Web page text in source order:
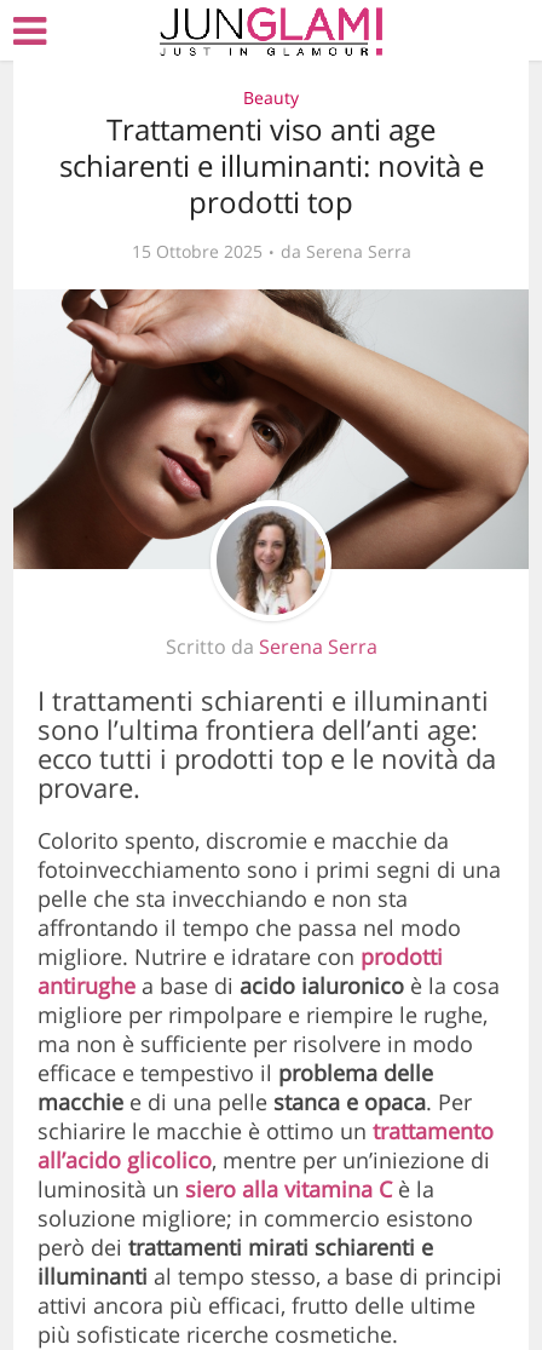
Beauty
Trattamenti viso anti age
schiarenti e illuminanti: novità e
prodotti top
15 Ottobre 2025 da Serena Serra
Scritto da Serena Serra
I trattamenti schiarenti e illuminanti
sono l’ultima frontiera dell’anti age:
ecco tutti i prodotti top e le novità da
provare.
Colorito spento, discromie e macchie da
fotoinvecchiamento sono i primi segni di una
pelle che sta invecchiando e non sta
affrontando il tempo che passa nel modo
migliore. Nutrire e idratare con prodotti
antirughe a base di acido ialuronico è la cosa
migliore per rimpolpare e riempire le rughe,
ma non è sufficiente per risolvere in modo
efficace e tempestivo il problema delle
macchie e di una pelle stanca e opaca. Per
schiarire le macchie è ottimo untrattamento
all’acido glicolico, mentre per un’iniezione di
luminosità un siero alla vitamina Cè la
soluzione migliore; in commercio esistono
però deitrattamenti mirati schiarenti e
illuminanti al tempo stesso, a base di principi
attivi ancora più efficaci, frutto delle ultime
più sofisticate ricerche cosmetiche.